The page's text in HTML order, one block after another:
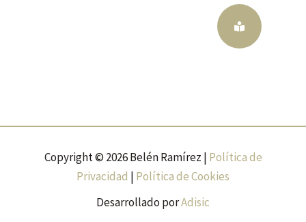
Copyright © 2026 Belén Ramírez | Política de
Privacidad | Política de Cookies
Desarrollado porAdisic